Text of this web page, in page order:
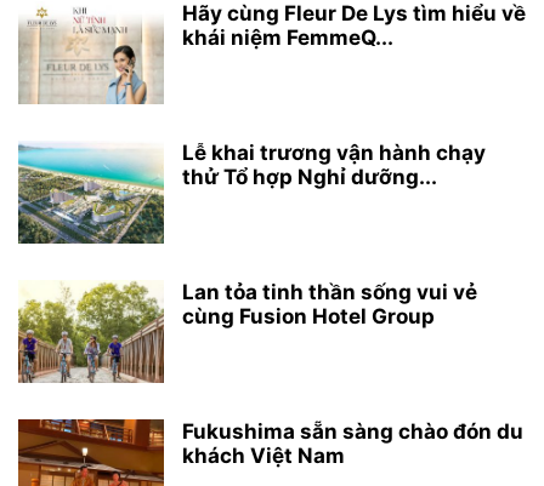
Hãy cùng Fleur De Lys tìm hiểu về
khái niệm FemmeQ...
Lễ khai trương vận hành chạy
thử Tổ hợp Nghỉ dưỡng...
Lan tỏa tinh thần sống vui vẻ
cùng Fusion Hotel Group
Fukushima sẵn sàng chào đón du
khách Việt Nam